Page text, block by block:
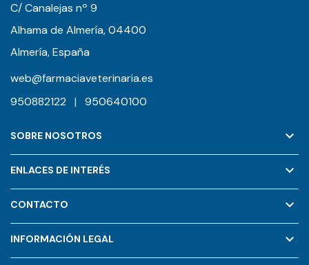
C/ Canalejas nº 9
Alhama de Almería, 04400
Almería, España
web@farmaciaveterinaria.es
950882122
| 950640100
SOBRE NOSOTROS keyboard_arrow_down
ENLACES DE INTERÉS keyboard_arrow_down
CONTACTO keyboard_arrow_down
INFORMACIÓN LEGAL keyboard_arrow_down